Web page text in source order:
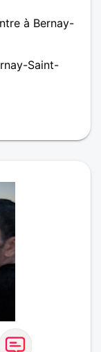
à Bernay-
Saint-